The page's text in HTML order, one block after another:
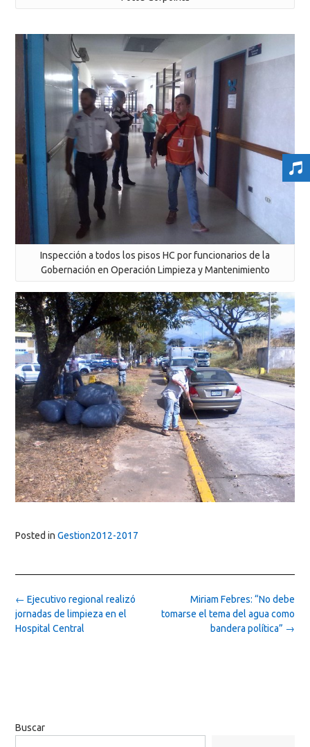
Inspección a todos los pisos HC por funcionarios de la
Gobernación en Operación Limpieza y Mantenimiento
Posted in Gestion2012-2017
Post
navigation
Miriam Febres: “No debe
tomarse el tema del agua como
bandera política” →
← Ejecutivo regional realizó
jornadas de limpieza en el
Hospital Central
Buscar